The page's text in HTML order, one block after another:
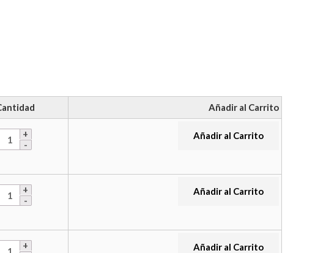
Añadir al Carrito
Añadir al Carrito
Añadir al Carrito
Añadir al Carrito